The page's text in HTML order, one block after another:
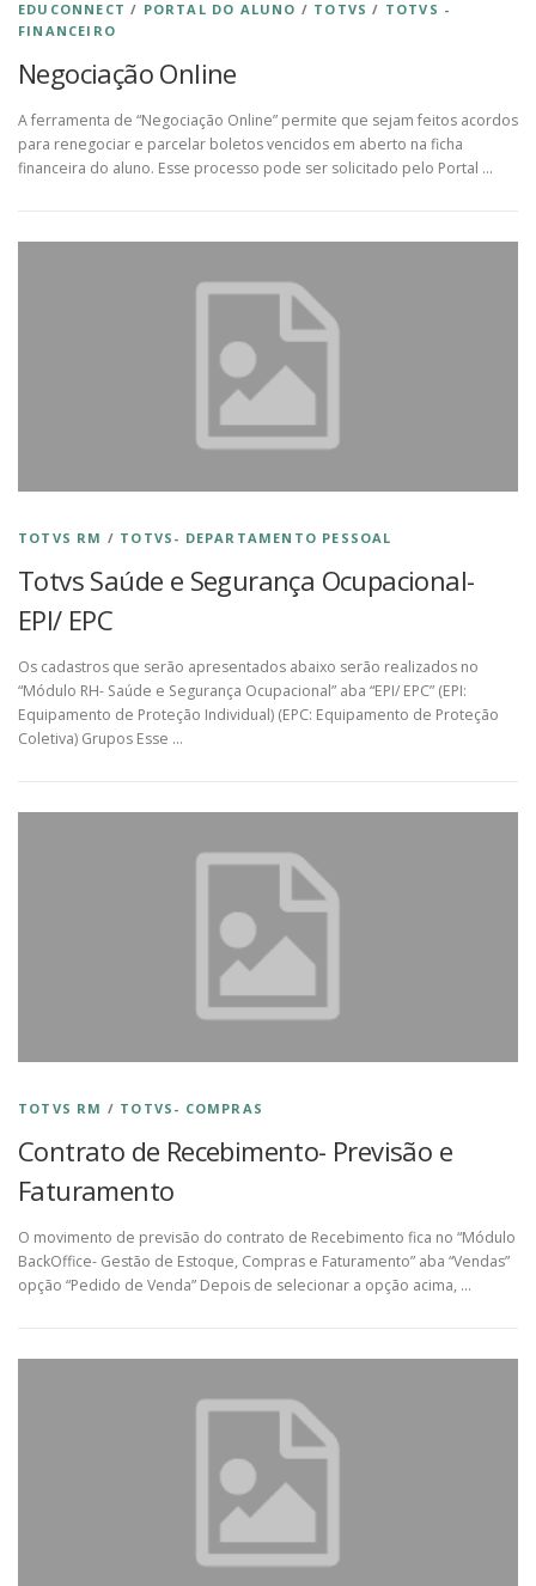
EDUCONNECT / PORTAL DO ALUNO / TOTVS / TOTVS -
FINANCEIRO
Negociação Online
A ferramenta de “Negociação Online” permite que sejam feitos acordos
para renegociar e parcelar boletos vencidos em aberto na ficha
financeira do aluno. Esse processo pode ser solicitado pelo Portal …
TOTVS RM / TOTVS- DEPARTAMENTO PESSOAL
Totvs Saúde e Segurança Ocupacional-
EPI/ EPC
Os cadastros que serão apresentados abaixo serão realizados no
“Módulo RH- Saúde e Segurança Ocupacional” aba “EPI/ EPC” (EPI:
Equipamento de Proteção Individual) (EPC: Equipamento de Proteção
Coletiva) Grupos Esse …
TOTVS RM / TOTVS- COMPRAS
Contrato de Recebimento- Previsão e
Faturamento
O movimento de previsão do contrato de Recebimento fica no “Módulo
BackOffice- Gestão de Estoque, Compras e Faturamento” aba “Vendas”
opção “Pedido de Venda” Depois de selecionar a opção acima, …